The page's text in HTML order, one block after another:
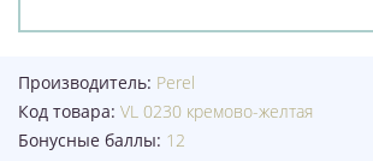
Производитель: Perel
Код товара: VL 0230 кремово-желтая
Бонусные баллы: 12